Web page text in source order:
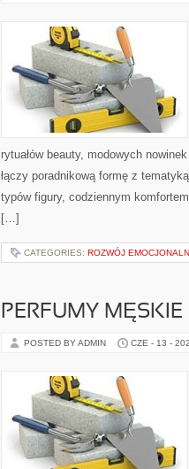
rytuałów beauty, modowych
łączy poradnikową formę z
typów figury, codziennym
[…]
CATEGORIES: ROZWÓJ
PERFUMY MĘSKIE
POSTED BY ADMIN CZE - 13 -